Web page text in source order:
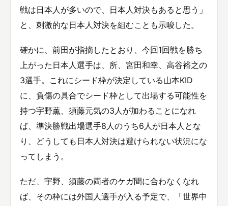
戦は日本人が多いので、日本人対決もあると思う」
と、刺激的な日本人対決を組むことも示唆した。
確かに、前田が指摘したとおり、今回1回戦を勝ち
上がった日本人選手は、所、宮田和幸、高谷裕之の
3選手。これにシード枠が決定している山本KID
に、負傷の具合でシード枠として出場する可能性を
持つ宇野薫、須藤元気の3人が加わることになれ
ば、準決勝戦出場選手8人のうち6人が日本人とな
り、どうしても日本人対決は避けられない状況にな
ってしまう。
ただ、宇野、須藤の両者のケガ間に合わなくなれ
ば、その枠には外国人選手が入る予定で、「世界中